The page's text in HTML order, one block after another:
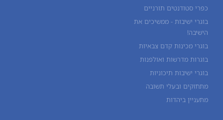
כפרי סטודנטים תורניים
בוגרי ישיבות - ממשיכים את
הישיבה!
בוגרי מכינות קדם צבאיות
בוגרות מדרשות ואולפנות
בוגרי ישיבות תיכוניות
מתחזקים ובעלי תשובה
מתעניין ביהדות